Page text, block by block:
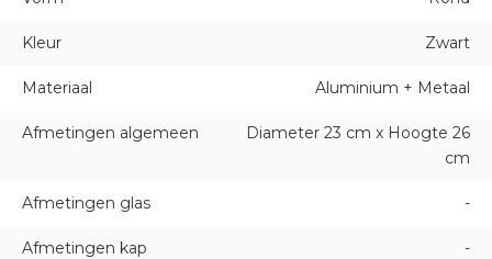
Kleur Zwart
Materiaal Aluminium + Metaal
Afmetingen algemeen
Diameter 23 cm x Hoogte 26
cm
Afmetingen glas -
Afmetingen kap -